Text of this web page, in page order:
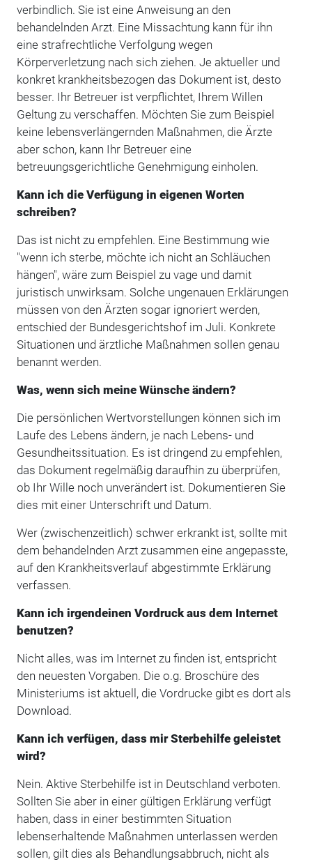
verbindlich. Sie ist eine Anweisung an den
behandelnden Arzt. Eine Missachtung kann für ihn
eine strafrechtliche Verfolgung wegen
Körperverletzung nach sich ziehen. Je aktueller und
konkret krankheitsbezogen das Dokument ist, desto
besser. Ihr Betreuer ist verpflichtet, Ihrem Willen
Geltung zu verschaffen. Möchten Sie zum Beispiel
keine lebensverlängernden Maßnahmen, die Ärzte
aber schon, kann Ihr Betreuer eine
betreuungsgerichtliche Genehmigung einholen.
Kann ich die Verfügung in eigenen Worten
schreiben?
Das ist nicht zu empfehlen. Eine Bestimmung wie
"wenn ich sterbe, möchte ich nicht an Schläuchen
hängen", wäre zum Beispiel zu vage und damit
juristisch unwirksam. Solche ungenauen Erklärungen
müssen von den Ärzten sogar ignoriert werden,
entschied der Bundesgerichtshof im Juli. Konkrete
Situationen und ärztliche Maßnahmen sollen genau
benannt werden.
Was, wenn sich meine Wünsche ändern?
Die persönlichen Wertvorstellungen können sich im
Laufe des Lebens ändern, je nach Lebens- und
Gesundheitssituation. Es ist dringend zu empfehlen,
das Dokument regelmäßig daraufhin zu überprüfen,
ob Ihr Wille noch unverändert ist. Dokumentieren Sie
dies mit einer Unterschrift und Datum.
Wer (zwischenzeitlich) schwer erkrankt ist, sollte mit
dem behandelnden Arzt zusammen eine angepasste,
auf den Krankheitsverlauf abgestimmte Erklärung
verfassen.
Kann ich irgendeinen Vordruck aus dem Internet
benutzen?
Nicht alles, was im Internet zu finden ist, entspricht
den neuesten Vorgaben. Die o.g. Broschüre des
Ministeriums ist aktuell, die Vordrucke gibt es dort als
Download.
Kann ich verfügen, dass mir Sterbehilfe geleistet
wird?
Nein. Aktive Sterbehilfe ist in Deutschland verboten.
Sollten Sie aber in einer gültigen Erklärung verfügt
haben, dass in einer bestimmten Situation
lebenserhaltende Maßnahmen unterlassen werden
sollen, gilt dies als Behandlungsabbruch, nicht als